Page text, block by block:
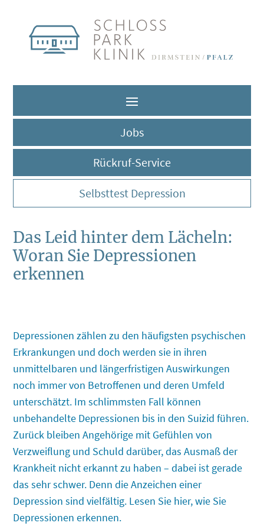
Jobs
Rückruf-Service
Selbsttest Depression
Das Leid hinter dem Lächeln:
Woran Sie Depressionen
erkennen
Depressionen zählen zu den häufigsten psychischen
Erkrankungen und doch werden sie in ihren
unmittelbaren und längerfristigen Auswirkungen
noch immer von Betroffenen und deren Umfeld
unterschätzt. Im schlimmsten Fall können
unbehandelte Depressionen bis in den Suizid führen.
Zurück bleiben Angehörige mit Gefühlen von
Verzweiflung und Schuld darüber, das Ausmaß der
Krankheit nicht erkannt zu haben – dabei ist gerade
das sehr schwer. Denn die Anzeichen einer
Depression sind vielfältig. Lesen Sie hier, wie Sie
Depressionen erkennen.